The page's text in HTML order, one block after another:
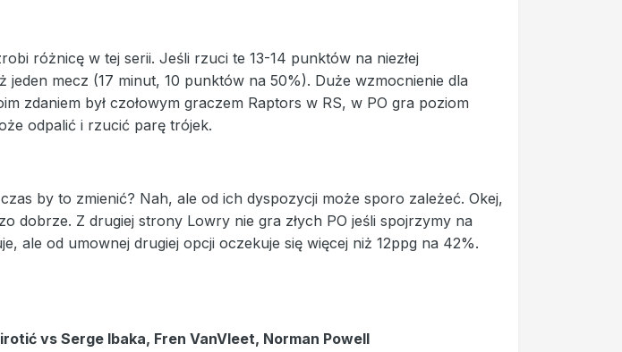
różnicę w tej serii. Jeśli rzuci te 13-14 punktów na niezłej
jeden mecz (17 minut, 10 punktów na 50%). Duże wzmocnienie dla
zdaniem był czołowym graczem Raptors w RS, w PO gra poziom
odpalić i rzucić parę trójek.
by to zmienić? Nah, ale od ich dyspozycji może sporo zależeć. Okej,
dobrze. Z drugiej strony Lowry nie gra złych PO jeśli spojrzymy na
ale od umownej drugiej opcji oczekuje się więcej niż 12ppg na 42%.
vs Serge Ibaka, Fren VanVleet, Norman Powell